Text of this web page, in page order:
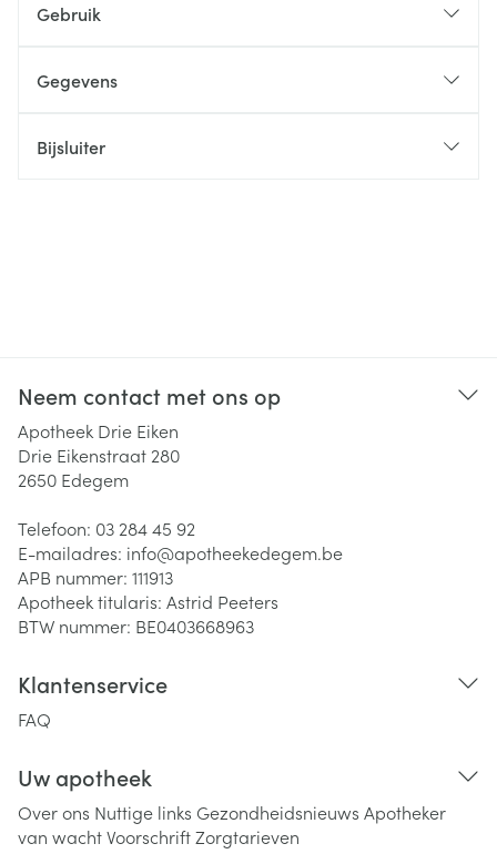
Gebruik
Gegevens
Bijsluiter
Neem contact met ons op
Apotheek Drie Eiken
Drie Eikenstraat 280
2650 Edegem
Telefoon: 03 284 45 92
E-mailadres: info@apotheekedegem.be
APB nummer: 111913
Apotheek titularis: Astrid Peeters
BTW nummer: BE0403668963
Klantenservice
FAQ
Uw apotheek
Over ons Nuttige links Gezondheidsnieuws Apotheker
van wachtVoorschriftZorgtarieven